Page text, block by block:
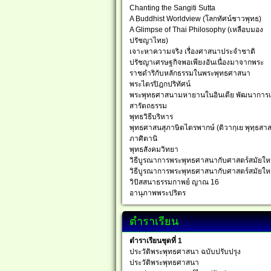
Chanting the Sangiti Sutta
A Buddhist Worldview (โลกทัศน์ชาวพุทธ)
A Glimpse of Thai Philosophy (เหลือบมอง
ปรัชญาไทย)
เจาะหาความจริง เรื่องศาสนาประจำชาติ
ปรัชญาเศรษฐกิจพอเพียงอันเนื่องมาจากพระ
ราชดำริกับหลักธรรมในพระพุทธศาสนา
พระไตรปิฎกปริทัศน์
พระพุทธศาสนามหายานในอินเดีย พัฒนาการ
สารัตถธรรม
พุทธวิธีบริหาร
พุทธศาสนสุภาษิตไตรพากษ์ (ติวากฺเย พุทฺธสา
ภาศิตานิ
พุทธสังคมวิทยา
วิธีบูรณาการพระพุทธศาสนากับศาสตร์สมัยใ
วิธีบูรณาการพระพุทธศาสนากับศาสตร์สมัยใ
วิปัสสนาธรรมกาพย์ ญาณ 16
อานุภาพพระปริตร
ตำราเรียน
ตำราเรียนชุดที่ 1
ประวัติพระพุทธศาสนา ฉบับปรับปรุง
ประวัติพระพุทธศาสนา